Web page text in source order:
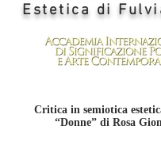
Estetica di
Critica in semiotica
“Donne” di Rosa